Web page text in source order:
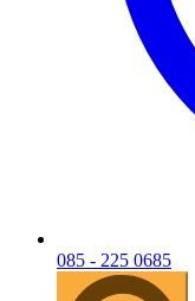
085 - 225 0685